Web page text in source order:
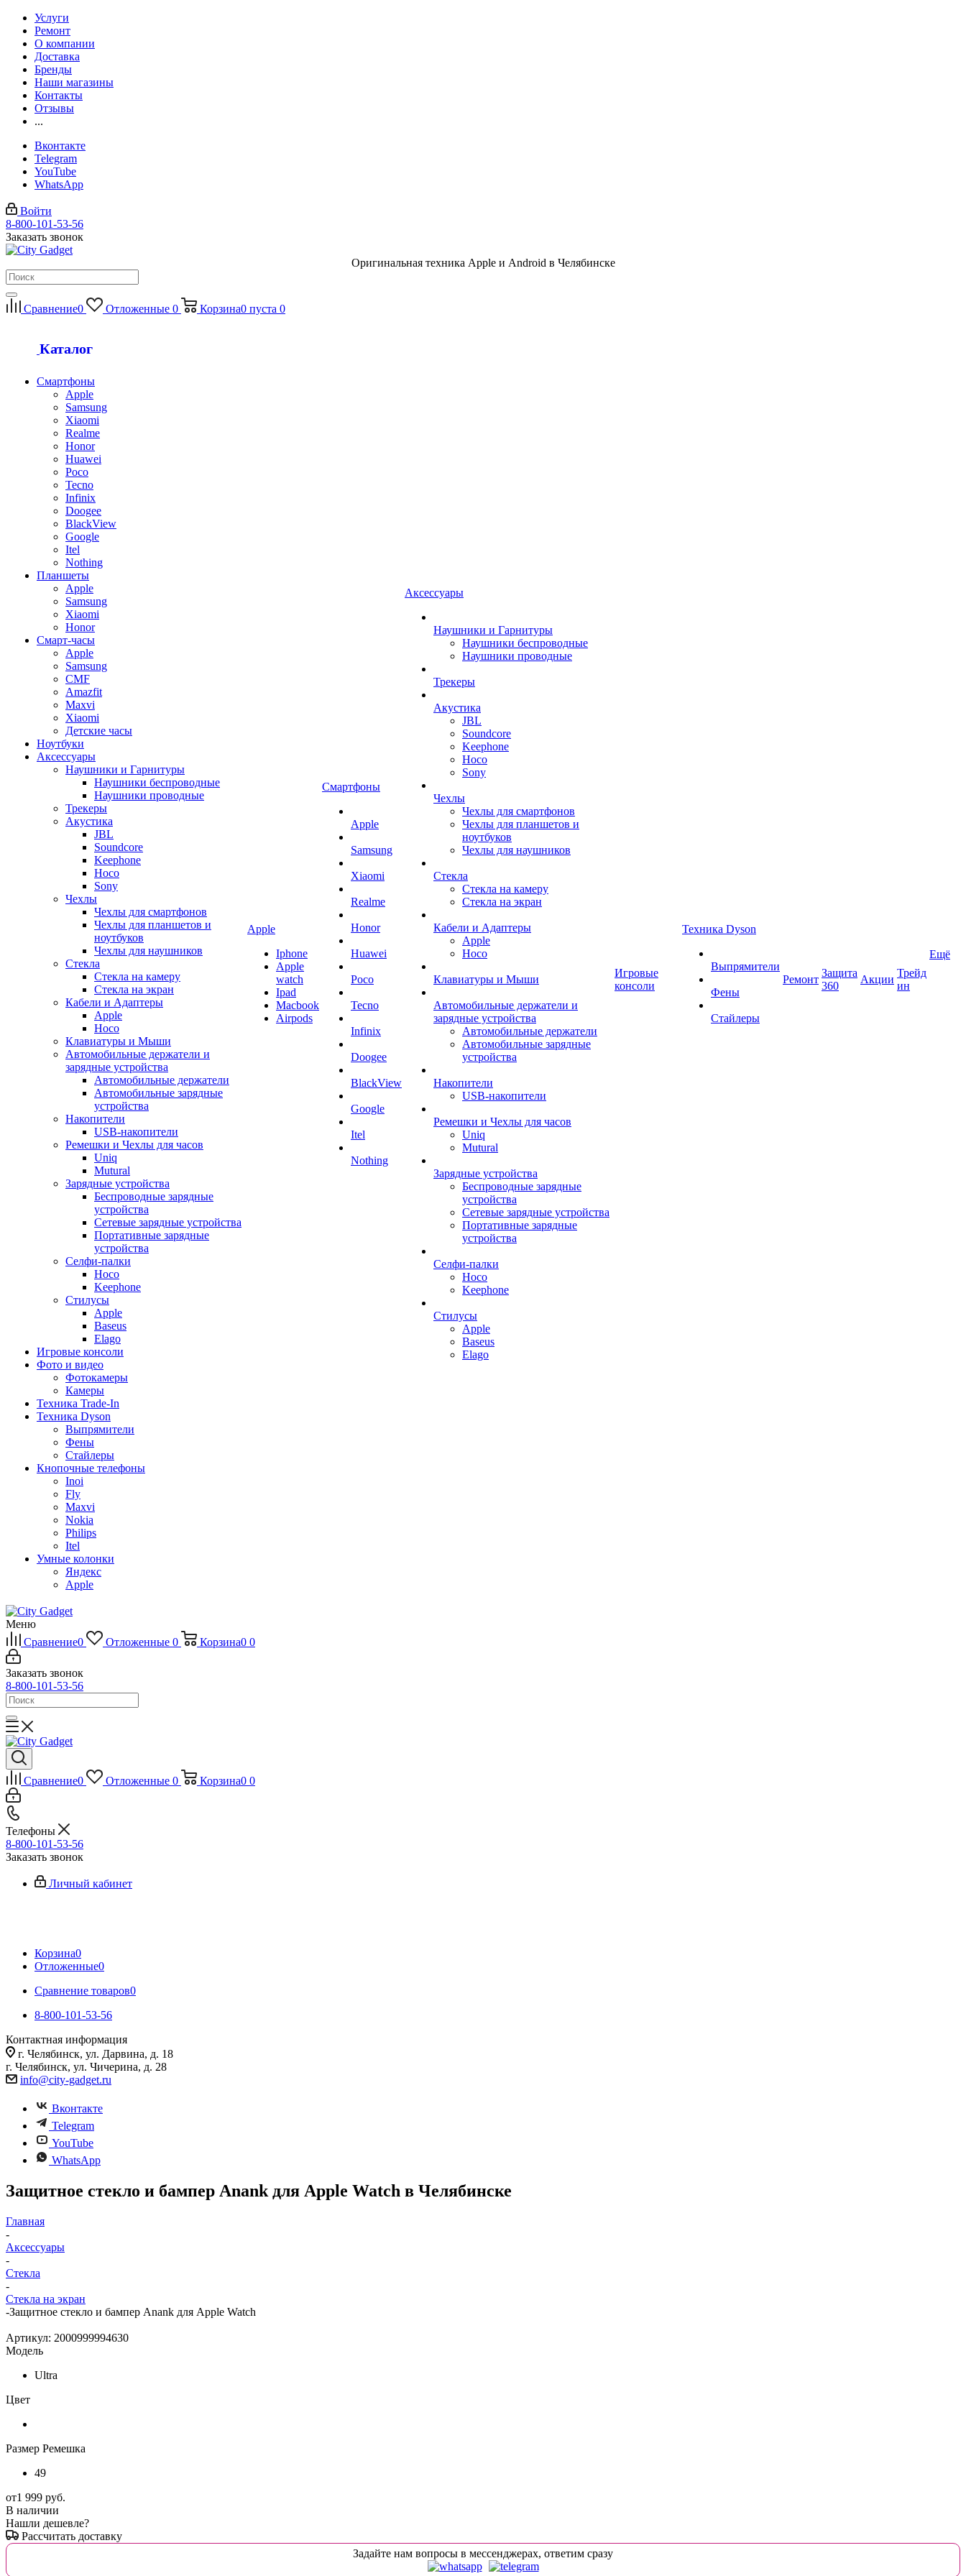
Услуги
Ремонт
О компании
Доставка
Бренды
Наши магазины
Контакты
Отзывы
...
Вконтакте
Telegram
YouTube
WhatsApp
Войти
8-800-101-53-56
Заказать звонок
Оригинальная техника Apple и Android в Челябинске
Сравнение0 Отложенные 0 Корзина0 пуста 0
Каталог
Смартфоны
Apple
Samsung
Xiaomi
Realme
Honor
Huawei
Poco
Tecno
Infinix
Doogee
BlackView
Google
Itel
Nothing
Планшеты
Apple
Samsung
Xiaomi
Honor
Смарт-часы
Apple
Samsung
CMF
Amazfit
Maxvi
Xiaomi
Детские часы
Ноутбуки
Аксессуары
Наушники и Гарнитуры
Наушники беспроводные
Наушники проводные
Трекеры
Акустика
JBL
Soundcore
Keephone
Hoco
Sony
Чехлы
Чехлы для смартфонов
Чехлы для планшетов и
ноутбуков
Чехлы для наушников
Стекла
Стекла на камеру
Стекла на экран
Кабели и Адаптеры
Apple
Hoco
Клавиатуры и Мыши
Автомобильные держатели и
зарядные устройства
Автомобильные держатели
Автомобильные зарядные
устройства
Накопители
USB-накопители
Ремешки и Чехлы для часов
Uniq
Mutural
Зарядные устройства
Беспроводные зарядные
устройства
Сетевые зарядные устройства
Портативные зарядные
устройства
Селфи-палки
Hoco
Keephone
Стилусы
Apple
Baseus
Elago
Игровые консоли
Фото и видео
Фотокамеры
Камеры
Техника Trade-In
Техника Dyson
Выпрямители
Фены
Стайлеры
Кнопочные телефоны
Inoi
Fly
Maxvi
Nokia
Philips
Itel
Умные колонки
Яндекс
Apple
Apple
Iphone
Apple
watch
Ipad
Macbook
Airpods
Смартфоны
Apple
Samsung
Xiaomi
Realme
Honor
Huawei
Poco
Tecno
Infinix
Doogee
BlackView
Google
Itel
Nothing
Аксессуары
Наушники и Гарнитуры
Наушники беспроводные
Наушники проводные
Трекеры
Акустика
JBL
Soundcore
Keephone
Hoco
Sony
Чехлы
Чехлы для смартфонов
Чехлы для планшетов и
ноутбуков
Чехлы для наушников
Стекла
Стекла на камеру
Стекла на экран
Кабели и Адаптеры
Apple
Hoco
Клавиатуры и Мыши
Автомобильные держатели и
зарядные устройства
Автомобильные держатели
Автомобильные зарядные
устройства
Накопители
USB-накопители
Ремешки и Чехлы для часов
Uniq
Mutural
Зарядные устройства
Беспроводные зарядные
устройства
Сетевые зарядные устройства
Портативные зарядные
устройства
Селфи-палки
Hoco
Keephone
Стилусы
Apple
Baseus
Elago
Игровые
консоли
Техника Dyson
Выпрямители
Фены
Стайлеры
Ремонт
Защита
360
Акции
Трейд
ин
Ещё
Меню
Сравнение0 Отложенные 0 Корзина0 0
Заказать звонок
8-800-101-53-56
Сравнение0 Отложенные 0 Корзина0 0
Телефоны
8-800-101-53-56
Заказать звонок
Личный кабинет
Корзина0
Отложенные0
Сравнение товаров0
8-800-101-53-56
Контактная информация
г. Челябинск, ул. Дарвина, д. 18
г. Челябинск, ул. Чичерина, д. 28
info@city-gadget.ru
Вконтакте
Telegram
YouTube
WhatsApp
Защитное стекло и бампер Anank для Apple Watch в Челябинске
Главная
-
Аксессуары
-
Стекла
-
Стекла на экран
-Защитное стекло и бампер Anank для Apple Watch
Артикул: 2000999994630
Модель
Ultra
Цвет
Размер Ремешка
49
от1 999 руб.
В наличии
Нашли дешевле?
Рассчитать доставку
Задайте нам вопросы в мессенджерах, ответим сразу